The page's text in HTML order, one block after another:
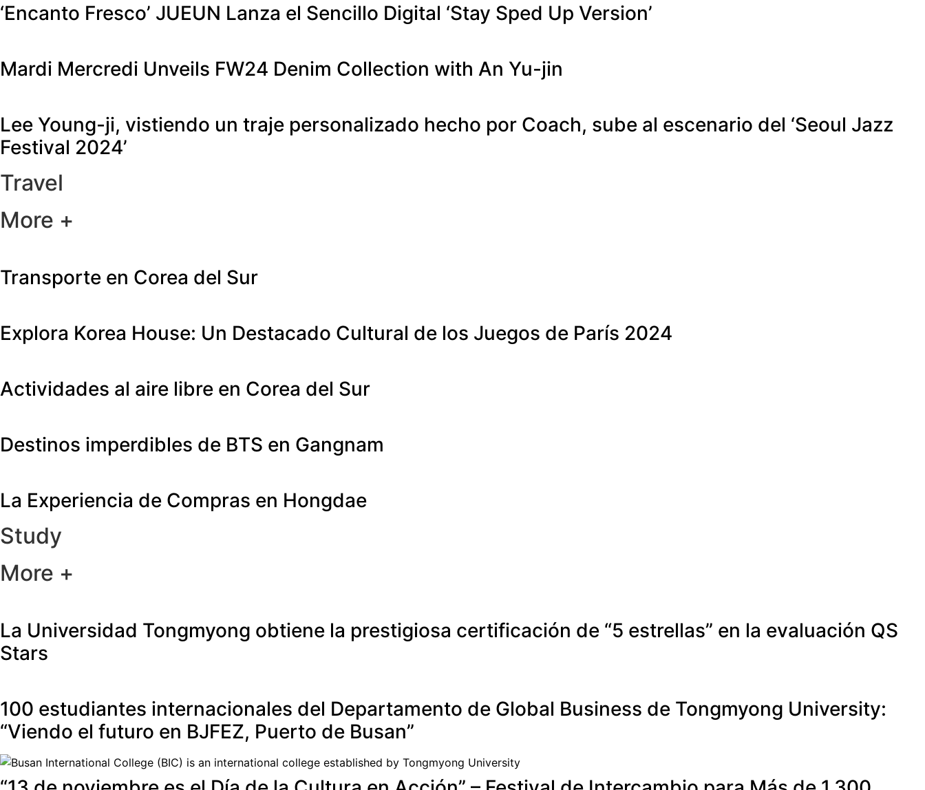
‘Encanto Fresco’ JUEUN Lanza el Sencillo Digital ‘Stay Sped Up Version’
Mardi Mercredi Unveils FW24 Denim Collection with An Yu-jin
Lee Young-ji, vistiendo un traje personalizado hecho por Coach, sube al escenario del ‘Seoul Jazz
Festival 2024’
Travel
More +
Transporte en Corea del Sur
Explora Korea House: Un Destacado Cultural de los Juegos de París 2024
Actividades al aire libre en Corea del Sur
Destinos imperdibles de BTS en Gangnam
La Experiencia de Compras en Hongdae
Study
More +
La Universidad Tongmyong obtiene la prestigiosa certificación de “5 estrellas” en la evaluación QS
Stars
100 estudiantes internacionales del Departamento de Global Business de Tongmyong University:
“Viendo el futuro en BJFEZ, Puerto de Busan”